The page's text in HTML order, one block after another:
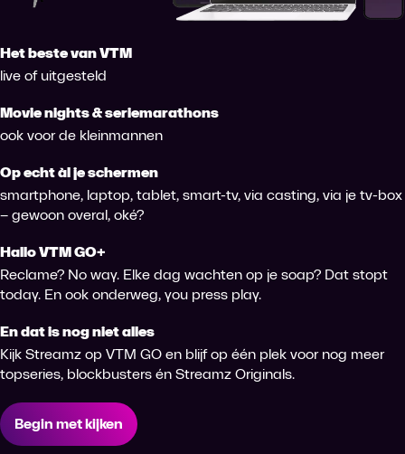
Het beste van VTM
live of uitgesteld
Movie nights & seriemarathons
ook voor de kleinmannen
Op echt àl je schermen
smartphone, laptop, tablet, smart-tv, via casting, via je tv-box
– gewoon overal, oké?
Hallo VTM GO+
Reclame? No way. Elke dag wachten op je soap? Dat stopt
today. En ook onderweg, you press play.
En dat is nog niet alles
Kijk Streamz op VTM GO en blijf op één plek voor nog meer
topseries, blockbusters én Streamz Originals.
Begin met kijken